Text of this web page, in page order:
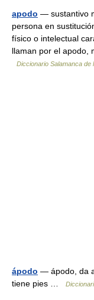
apodo — sustantivo
persona en
físico o intelectual
llaman por el apodo,
Diccionario Salamanca de
ápodo — ápodo, da
tiene pies …